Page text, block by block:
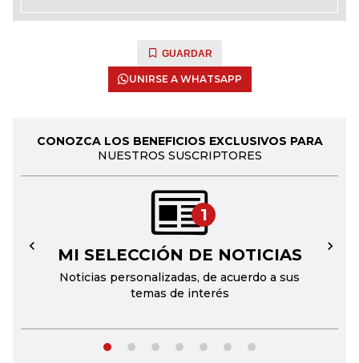
GUARDAR
UNIRSE A WHATSAPP
CONOZCA LOS BENEFICIOS EXCLUSIVOS PARA
NUESTROS SUSCRIPTORES
1
MI SELECCIÓN DE NOTICIAS
Noticias personalizadas, de acuerdo a sus
temas de interés
← →